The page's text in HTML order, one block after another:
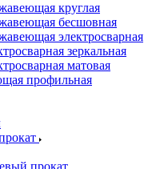
круглая
бесшовная
электросварная
зеркальная
матовая
профильная
прокат